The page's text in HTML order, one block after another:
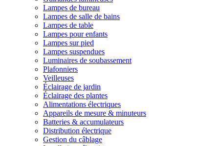
Lampes de bureau
Lampes de salle de bains
Lampes de table
Lampes pour enfants
Lampes sur pied
Lampes suspendues
Luminaires de soubassement
Plafonniers
Veilleuses
Éclairage de jardin
Éclairage des plantes
Alimentations électriques
Appareils de mesure & minuteurs
Batteries & accumulateurs
Distribution électrique
Gestion du câblage